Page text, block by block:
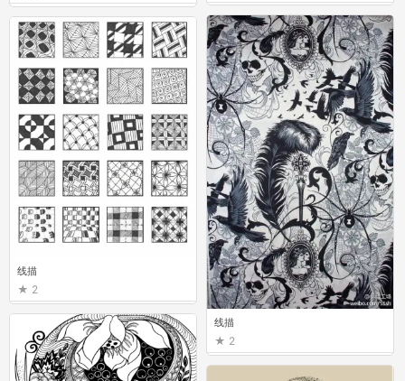
线描
2
线描
2